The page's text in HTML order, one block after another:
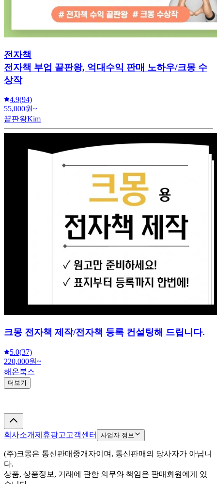
전자책
전자책 부업 끝판왕, 억대수익 판매 노하우/크몽 수
상작
4.9(94)
55,000원~
끝판왕Kim
크몽 전자책 제작/전자책 등록 컨설팅해 드립니다.
5.0(37)
220,000원~
해온북스
더보기
회사소개제휴광고 고객센터 사업자 정보
(주)크몽은 통신판매중개자이며, 통신판매의 당사자가 아닙니
다.
상품, 상품정보, 거래에 관한 의무와 책임은 판매회원에게 있